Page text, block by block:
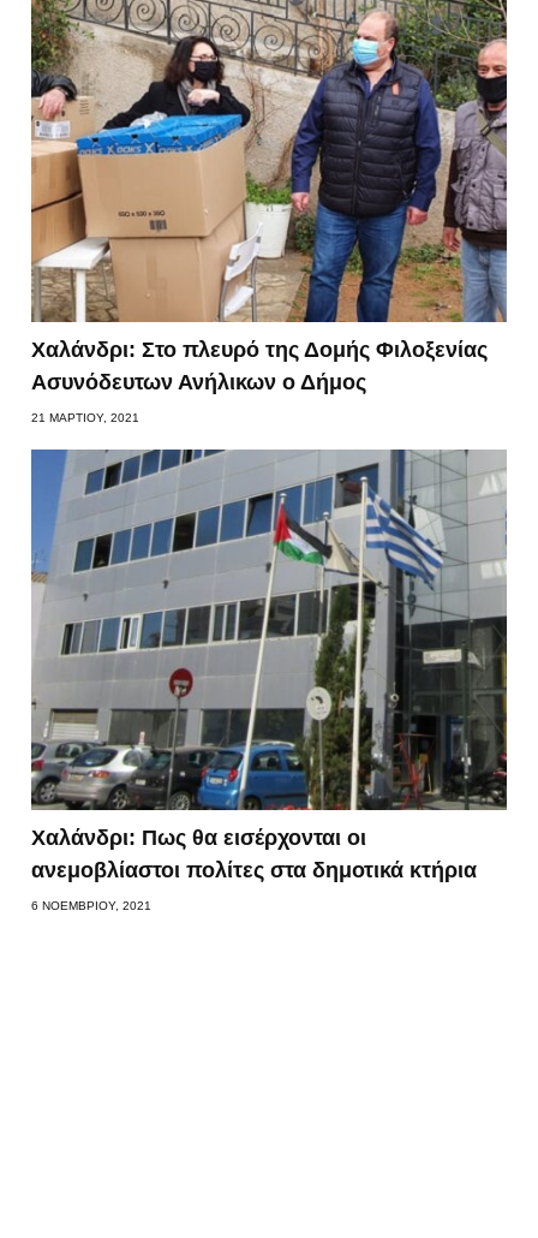
Χαλάνδρι: Στο πλευρό της Δομής Φιλοξενίας
Ασυνόδευτων Ανήλικων ο Δήμος
21 ΜΑΡΤΊΟΥ, 2021
Χαλάνδρι: Πως θα εισέρχονται οι
ανεμοβλίαστοι πολίτες στα δημοτικά κτήρια
6 ΝΟΕΜΒΡΊΟΥ, 2021